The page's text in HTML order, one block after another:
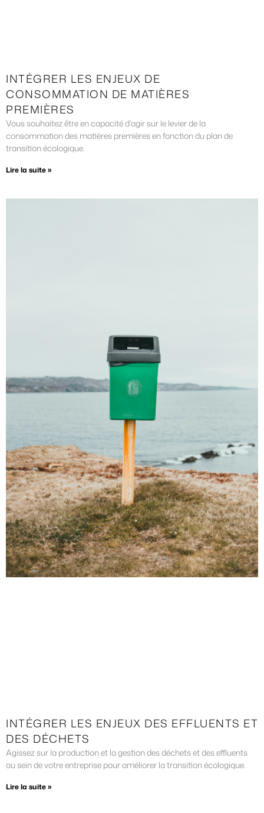
INTÉGRER LES ENJEUX DE
CONSOMMATION DE MATIÈRES
PREMIÈRES
Vous souhaitez être en capacité d’agir sur le levier de la
consommation des matières premières en fonction du plan de
transition écologique.
Lire la suite »
INTÉGRER LES ENJEUX DES EFFLUENTS ET
DES DÉCHETS
Agissez sur la production et la gestion des déchets et des effluents
au sein de votre entreprise pour améliorer la transition écologique.
Lire la suite »